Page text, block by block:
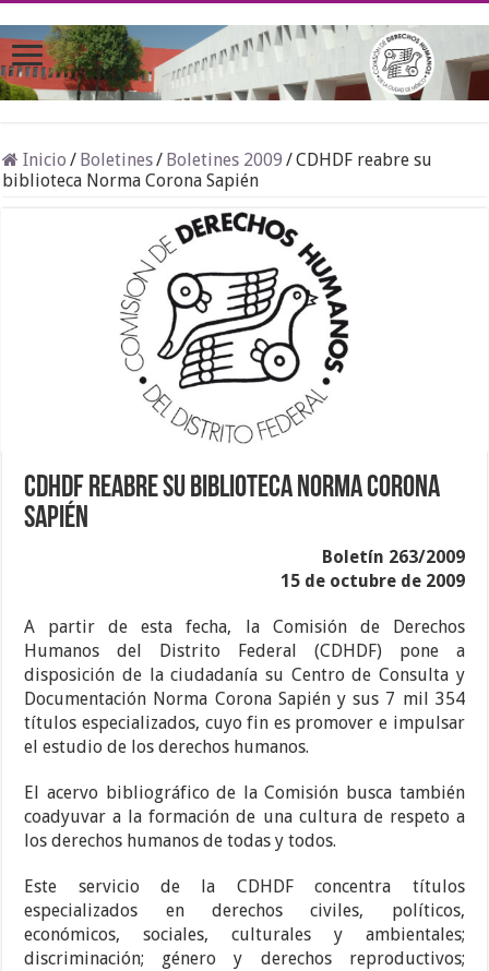
Inicio / Boletines/ Boletines 2009 /CDHDF reabre su
biblioteca Norma Corona Sapién
CDHDF reabre su biblioteca Norma Corona
Sapién
Boletín 263/2009
15 de octubre de 2009
A partir de esta fecha, la Comisión de Derechos
Humanos del Distrito Federal (CDHDF) pone a
disposición de la ciudadanía su Centro de Consulta y
Documentación Norma Corona Sapién y sus 7 mil 354
títulos especializados, cuyo fin es promover e impulsar
el estudio de los derechos humanos.
El acervo bibliográfico de la Comisión busca también
coadyuvar a la formación de una cultura de respeto a
los derechos humanos de todas y todos.
Este servicio de la CDHDF concentra títulos
especializados en derechos civiles, políticos,
económicos, sociales, culturales y ambientales;
discriminación; género y derechos reproductivos;